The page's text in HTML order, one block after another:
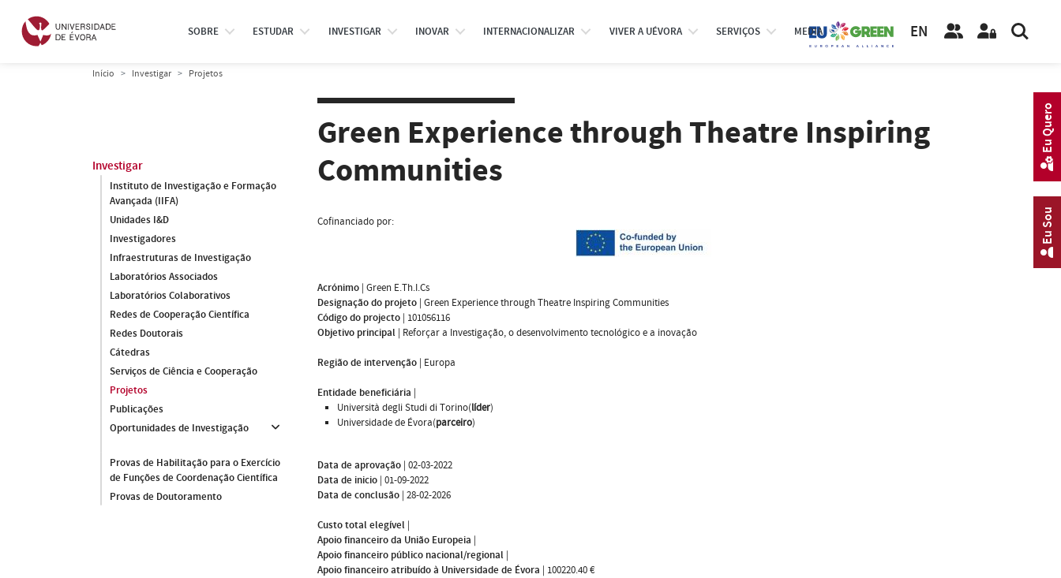
SOBRE ESTUDAR INVESTIGAR INOVAR INTERNACIONALIZAR VIVER A UÉVORA SERVIÇOS MEDIA EN
Início Investigar Projetos
Investigar
Instituto de Investigação e Formação
Avançada (IIFA)
Unidades I&D
Investigadores
Infraestruturas de Investigação
Laboratórios Associados
Laboratórios Colaborativos
Redes de Cooperação Científica
Redes Doutorais
Cátedras
Serviços de Ciência e Cooperação
Projetos
Publicações
Oportunidades de Investigação
Provas de Habilitação para o Exercício
de Funções de Coordenação Científica
Provas de Doutoramento
Green Experience through Theatre Inspiring
Communities
Cofinanciado por:
Acrónimo | Green E.Th.I.Cs
Designação do projeto | Green Experience through Theatre Inspiring Communities
Código do projecto | 101056116
Objetivo principal | Reforçar a Investigação, o desenvolvimento tecnológico e a inovação
Região de intervenção | Europa
Entidade beneficiária |
Università degli Studi di Torino(líder)
Universidade de Évora(parceiro)
Data de aprovação | 02-03-2022
Data de inicio | 01-09-2022
Data de conclusão | 28-02-2026
Custo total elegível |
Apoio financeiro da União Europeia |
Apoio financeiro público nacional/regional |
Apoio financeiro atribuído à Universidade de Évora | 100220.40 €
Eu Sou
Eu Quero